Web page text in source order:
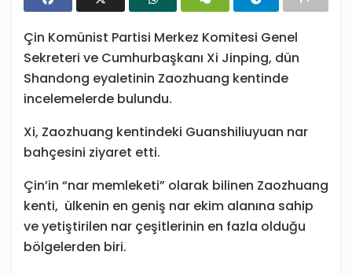
Çin Komünist Partisi Merkez Komitesi Genel
Sekreteri ve Cumhurbaşkanı Xi Jinping, dün
Shandong eyaletinin Zaozhuang kentinde
incelemelerde bulundu.
Xi, Zaozhuang kentindeki Guanshiliuyuan nar
bahçesini ziyaret etti.
Çin’in “nar memleketi” olarak bilinen Zaozhuang
kenti, ülkenin en geniş nar ekim alanına sahip
ve yetiştirilen nar çeşitlerinin en fazla olduğu
bölgelerden biri.